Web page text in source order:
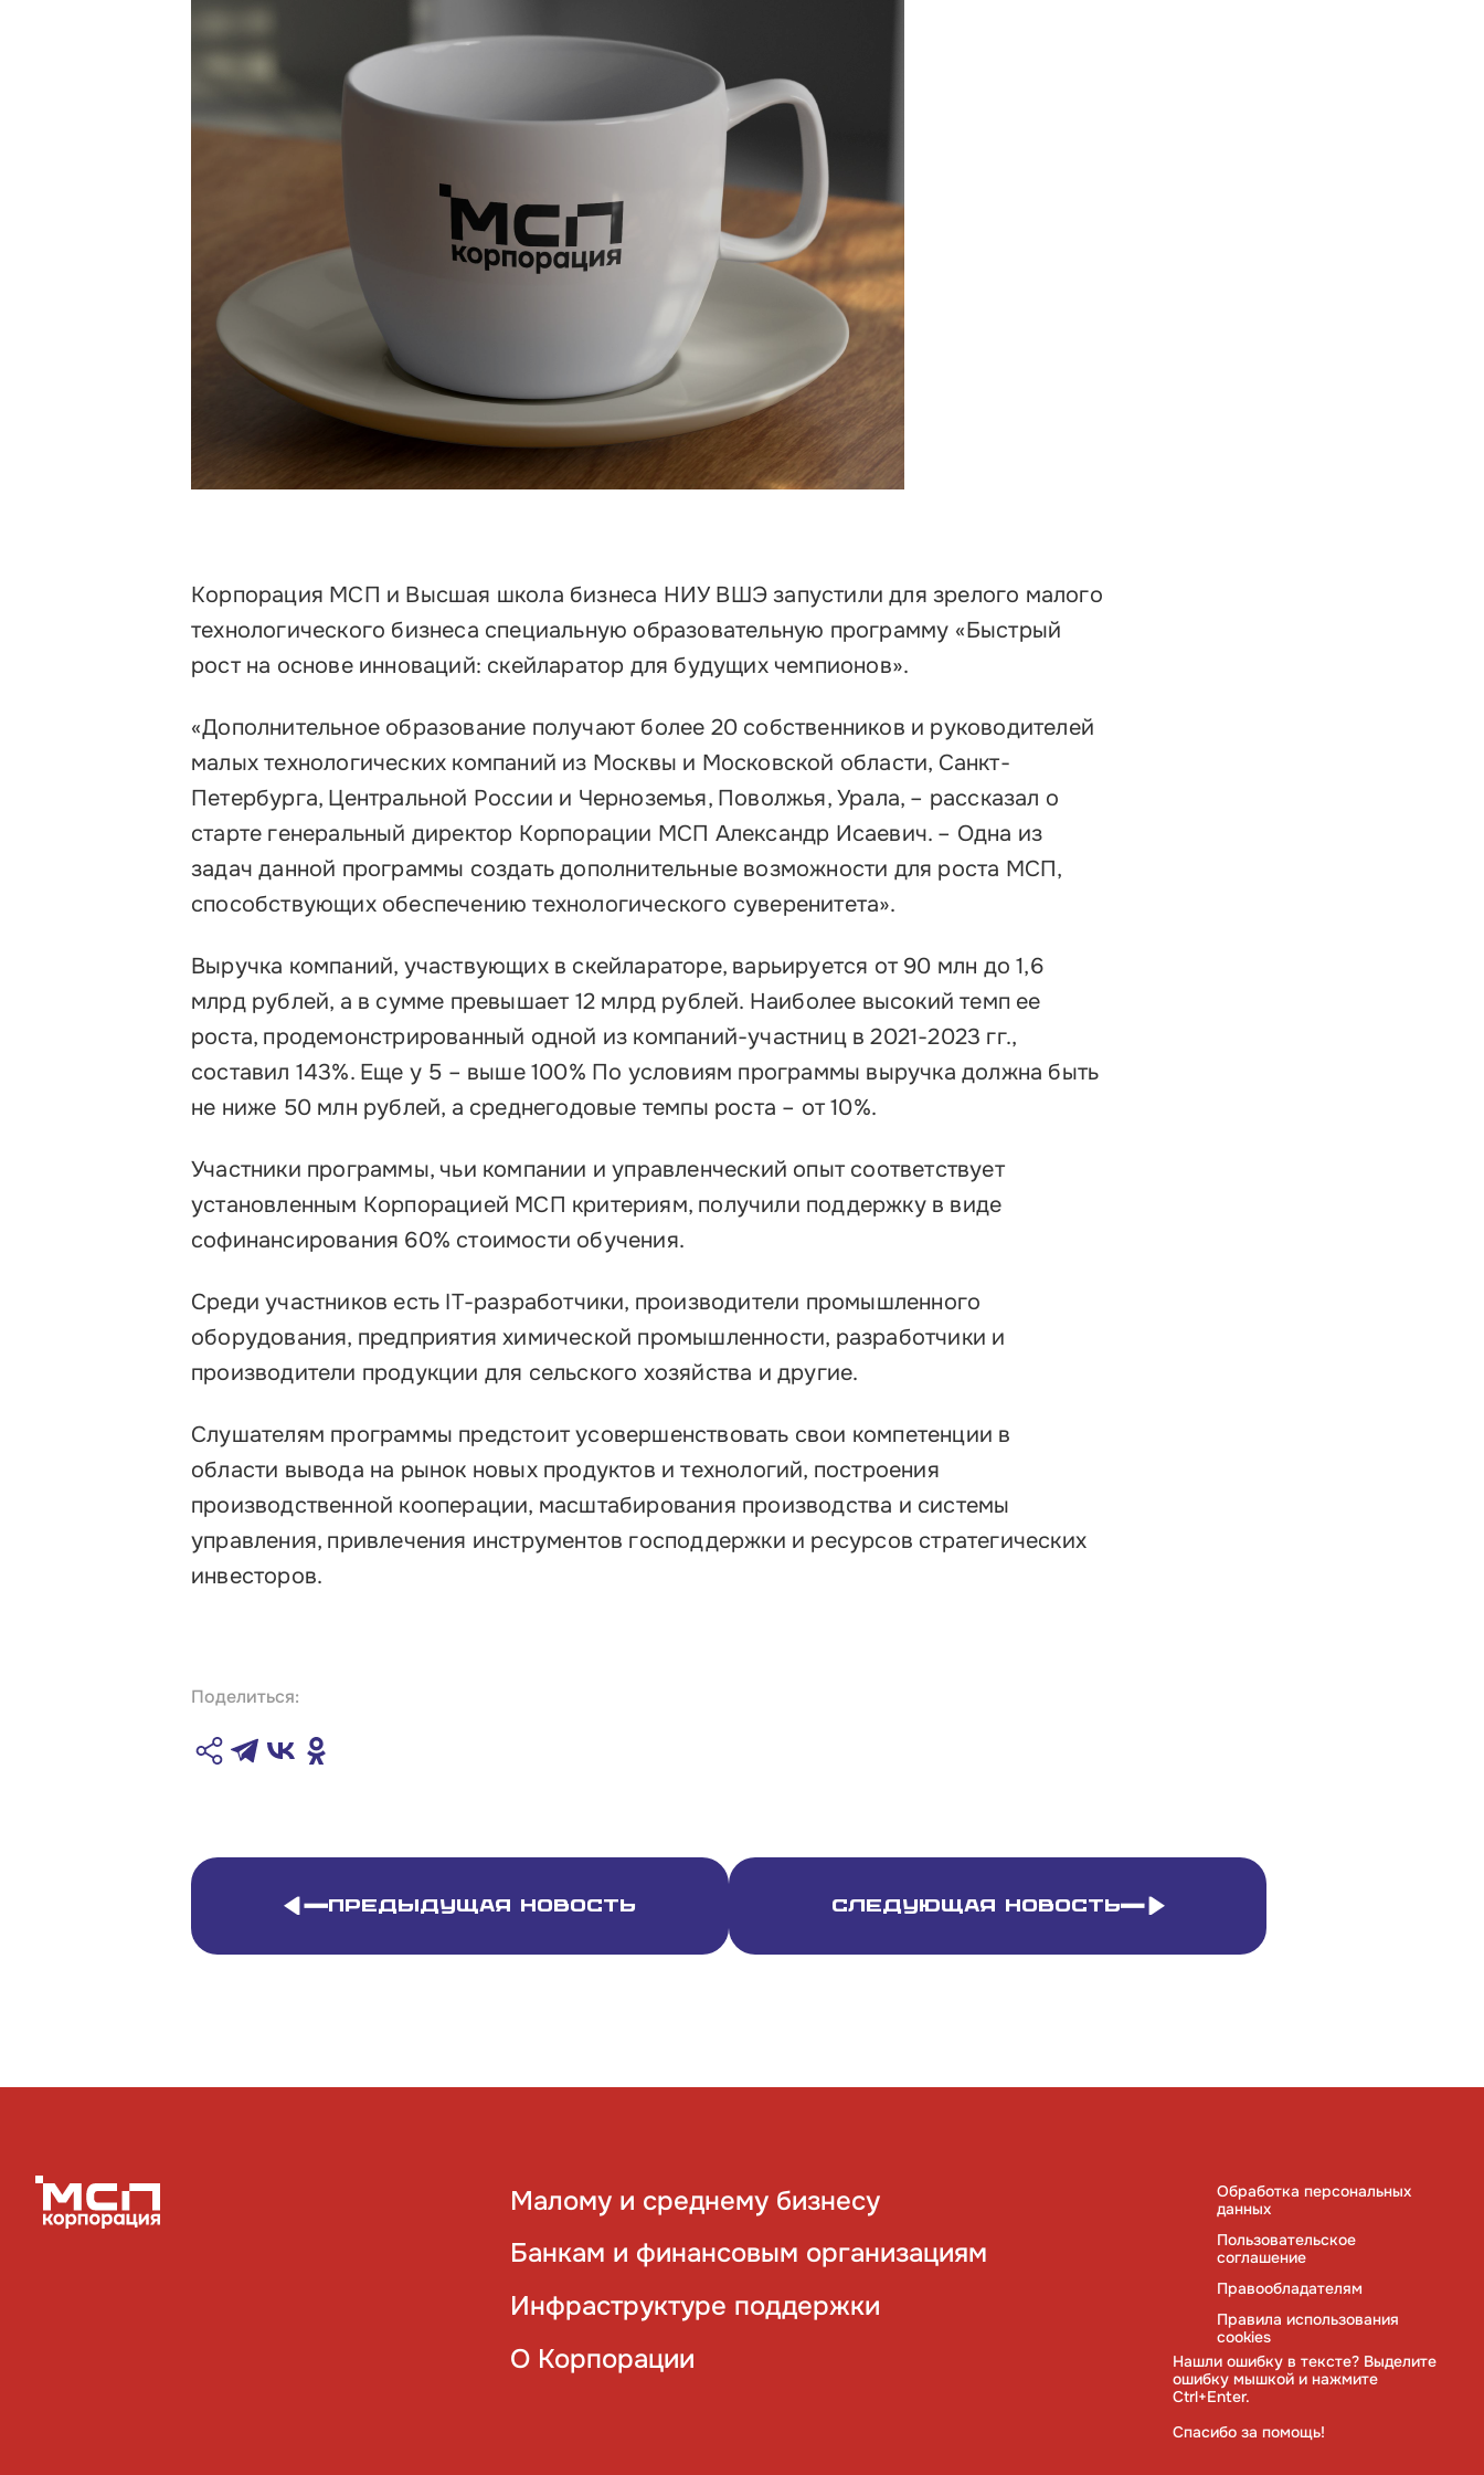
Лизинг для бизнеса
Поддержка предпринимателей в сфере
Факторинг для бизнеса
Старт в бизнес для молодых
предпринимателей
Корпорация МСП и Высшая школа бизнеса НИУ ВШЭ запустили для зрелого малого
технологического бизнеса специальную образовательную программу «Быстрый
рост на основе инноваций: скейларатор для будущих чемпионов».
«Дополнительное образование получают более 20 собственников и руководителей
малых технологических компаний из Москвы и Московской области, Санкт-
Петербурга, Центральной России и Черноземья, Поволжья, Урала, – рассказал о
старте генеральный директор Корпорации МСП Александр Исаевич. – Одна из
задач данной программы создать дополнительные возможности для роста МСП,
способствующих обеспечению технологического суверенитета».
Выручка компаний, участвующих в скейлараторе, варьируется от 90 млн до 1,6
млрд рублей, а в сумме превышает 12 млрд рублей. Наиболее высокий темп ее
роста, продемонстрированный одной из компаний-участниц в 2021-2023 гг.,
составил 143%. Еще у 5 – выше 100% По условиям программы выручка должна быть
не ниже 50 млн рублей, а среднегодовые темпы роста – от 10%.
Участники программы, чьи компании и управленческий опыт соответствует
установленным Корпорацией МСП критериям, получили поддержку в виде
софинансирования 60% стоимости обучения.
Среди участников есть IT-разработчики, производители промышленного
оборудования, предприятия химической промышленности, разработчики и
производители продукции для сельского хозяйства и другие.
Слушателям программы предстоит усовершенствовать свои компетенции в
области вывода на рынок новых продуктов и технологий, построения
производственной кооперации, масштабирования производства и системы
управления, привлечения инструментов господдержки и ресурсов стратегических
инвесторов.
Поделиться:
Предыдущая новость Следующая новость
Малому и среднему бизнесу
Банкам и финансовым организациям
Инфраструктуре поддержки
О Корпорации
Обработка персональных
данных
Пользовательское
соглашение
Правообладателям
Правила использования
cookies
Нашли ошибку в тексте? Выделите
ошибку мышкой и нажмите
Ctrl+Enter.
Спасибо за помощь!